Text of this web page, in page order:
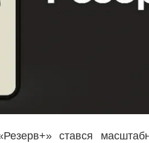
стався